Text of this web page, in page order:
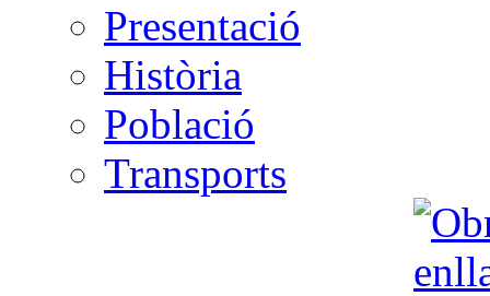
Presentació
Història
Població
Transports